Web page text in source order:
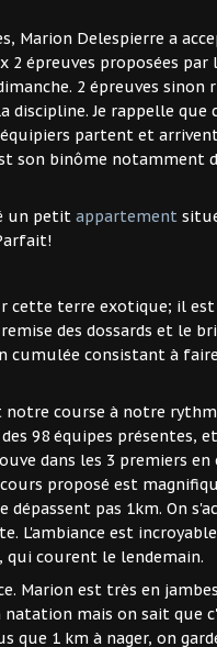
Marion Delespierre a
2 épreuves proposées
2 épreuves sinon
Je rappelle que
partent et
son binôme notamment
un petit appartement
cette terre exotique; il
des dossards et le
cumulée consistant à
course à notre
98 équipes présentes,
dans les 3 premiers
proposé est
pas 1km. On
L'ambiance est
qui courent le lendemain.
Marion est très en
natation mais on sait que
que 1 km à nager, on